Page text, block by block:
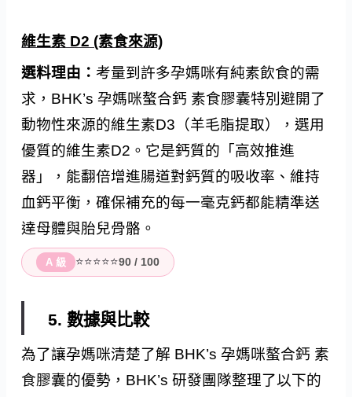
維生素 D2 (素食來源)
選料理由： 考量到許多孕媽咪有純素飲食的需
求，BHK’s 孕媽咪螯合鈣 素食膠囊特別避開了
動物性來源的維生素D3（羊毛脂提取），選用
優質的維生素D2。它是鈣質的「高效推進
器」，能翻倍增進腸道對鈣質的吸收率、維持
血鈣平衡，確保補充的每一毫克鈣都能精準送
達母體與胎兒骨骼。
A 級 ⭐⭐⭐⭐⭐90 / 100
5. 數據與比較
為了讓孕媽咪清楚了解 BHK’s 孕媽咪螯合鈣 素
食膠囊的優勢，BHK’s 研發團隊整理了以下的